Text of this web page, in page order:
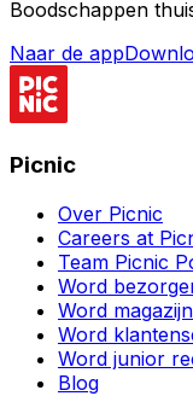
Boodschappen
Naar de app
Picnic
Over Picnic
Careers at
Team Picnic
Word
Word
Word
Word junior
Blog